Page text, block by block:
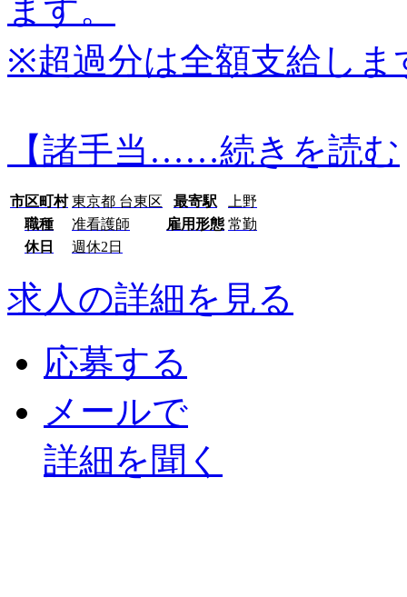
ます。
※超過分は全額支給しま
【諸手当……続きを読む
市区町村 東京都 台東区 最寄駅
上野
職種
准看護師 雇用形態 常勤
休日
週休2日
求人の詳細を見る
応募する
メールで
詳細を聞く